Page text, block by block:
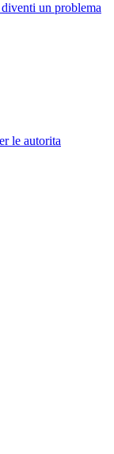
un problema
le autorita